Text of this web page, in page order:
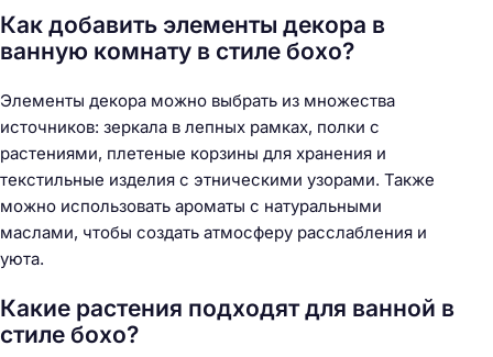
Как добавить элементы декора в
ванную комнату в стиле бохо?
Элементы декора можно выбрать из множества
источников: зеркала в лепных рамках, полки с
растениями, плетеные корзины для хранения и
текстильные изделия с этническими узорами. Также
можно использовать ароматы с натуральными
маслами, чтобы создать атмосферу расслабления и
уюта.
Какие растения подходят для ванной в
стиле бохо?